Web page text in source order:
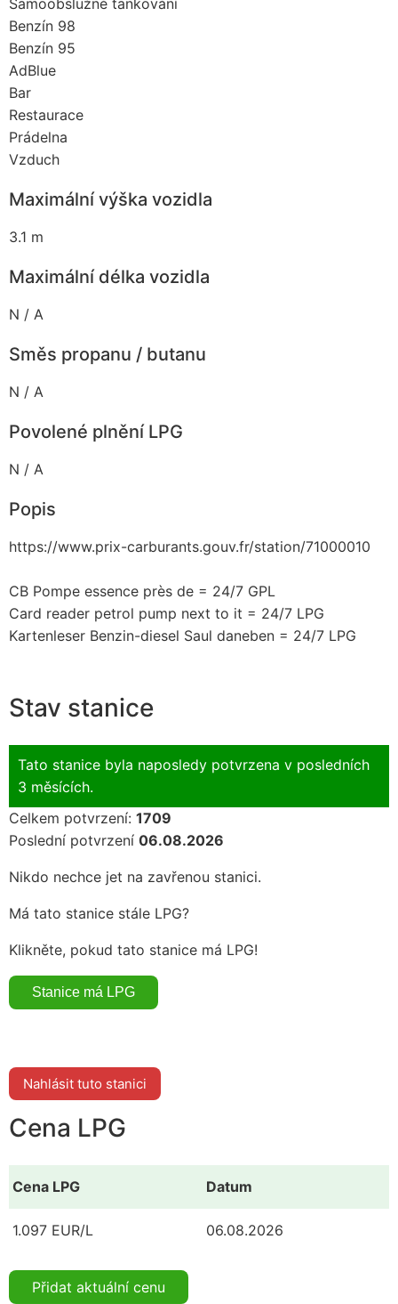
Samoobslužné tankování
Benzín 98
Benzín 95
AdBlue
Bar
Restaurace
Prádelna
Vzduch
Maximální výška vozidla
3.1 m
Maximální délka vozidla
N / A
Směs propanu / butanu
N / A
Povolené plnění LPG
N / A
Popis
https://www.prix-carburants.gouv.fr/station/71000010
CB Pompe essence près de = 24/7 GPL
Card reader petrol pump next to it = 24/7 LPG
Kartenleser Benzin-diesel Saul daneben = 24/7 LPG
Stav stanice
Tato stanice byla naposledy potvrzena v posledních
3 měsících.
Celkem potvrzení: 1709
Poslední potvrzení 06.08.2026
Nikdo nechce jet na zavřenou stanici.
Má tato stanice stále LPG?
Klikněte, pokud tato stanice má LPG!
Nahlásit tuto stanici
Cena LPG
Cena LPG Datum
1.097 EUR/L 06.08.2026
Přidat aktuální cenu